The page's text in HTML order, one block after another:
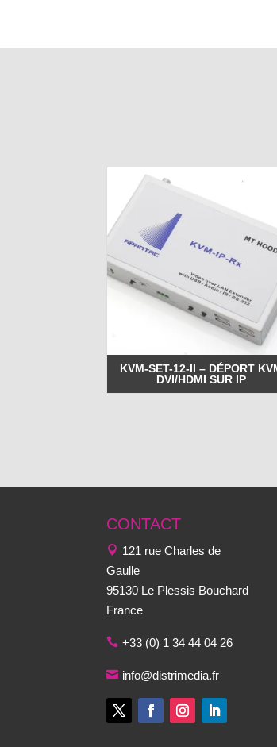
KVM-SET-12-II – DÉPORT
DVI/HDMI SUR IP
CONTACT
121 rue Charles de
Gaulle
95130 Le Plessis Bouchard
France
+33 (0) 1 34 44 04 26
info@distrimedia.fr